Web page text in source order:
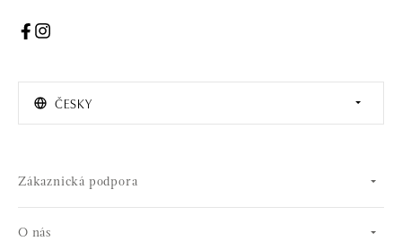
ČESKY
Zákaznická podpora
O nás